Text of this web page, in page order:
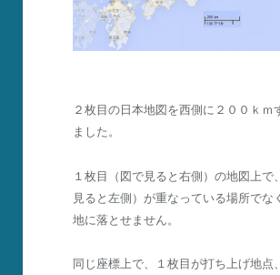
２枚目の日本地図を西側に２００ｋｍ
ました。
１枚目（図で見ると右側）の地図上で
見ると左側）が重なっている場所でな
地に落とせません。
同じ座標上で、１枚目が打ち上げ地点